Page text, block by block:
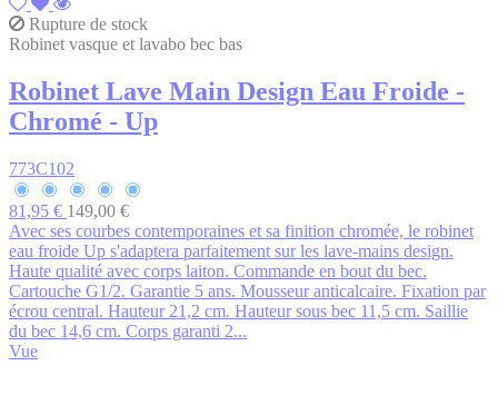
Rupture de stock
Robinet vasque et lavabo bec bas
Robinet Lave Main Design Eau Froide -
Chromé - Up
773C102
81,95 € 149,00 €
Avec ses courbes contemporaines et sa finition chromée, le robinet
eau froide Up s'adaptera parfaitement sur les lave-mains design.
Haute qualité avec corps laiton. Commande en bout du bec.
Cartouche G1/2. Garantie 5 ans. Mousseur anticalcaire. Fixation par
écrou central. Hauteur 21,2 cm. Hauteur sous bec 11,5 cm. Saillie
du bec 14,6 cm. Corps garanti 2...
Vue